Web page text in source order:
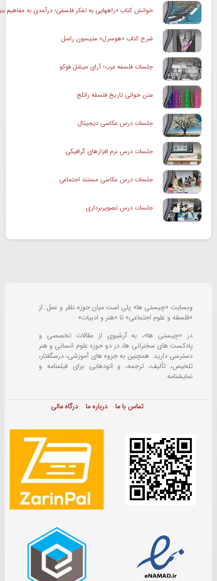
خوانش کتاب «راههایی به تفکر فلسفی؛ درآمدی به مفاهیم
شرح کتاب «هوسرل» متیسون راسل
جلسات فلسفه غرب؛ آرای میشل فوکو
متن خوانی تاریخ فلسفه راتلج
جلسات درس عکاسی دیجیتال
جلسات درس نرم افزارهای گرافیکی
جلسات درس عکاسی مستند اجتماعی
جلسات درس تصویربرداری
وبسایت «چیستی ها» پلی است میان حوزه نظر و عمل: از
«فلسفه و علوم اجتماعی» تا «هنر و ادبیات»
در «چیستی ها»، به آرشیوی از مقالات تخصصی و
پادکست های سخنرانی ها، در دو حوزه علوم انسانی و هنر
دسترسی دارید. همچنین به جزوه های آموزشی، درسگفتار،
تلخیص، تألیف، ترجمه، و اتودهایی برایفیلمنامه و
نمایشنامه.
تماس با ما درباره ما درگاه مالی